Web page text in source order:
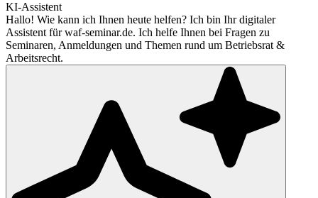
KI-Assistent
Hallo! Wie kann ich Ihnen heute helfen? Ich bin Ihr digitaler
Assistent für waf-seminar.de. Ich helfe Ihnen bei Fragen zu
Seminaren, Anmeldungen und Themen rund um Betriebsrat &
Arbeitsrecht.